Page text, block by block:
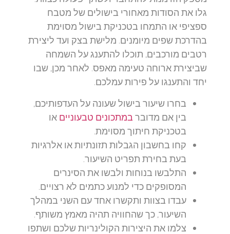
גלו את הסודות מאחורי בישולים של מטבח
ספציפי או התמחו בטכניקת בישול מסוימת
בהדרכת שפים מיומנים. מלישת בצק ועד ליצירת
רטבים מורכבים, תוכלו להתענג על השמחה
שביצירת ארוחה טעימה מאפס. לאחר מכן, שבו
יחד והתענגו על פירות עמלכם.
בחרו שיעור בישול שעונה על העדפותיכם,
בין אם מדוברבמתכונים טבעונייםאו
בטכניקת חיתוך מסוימת.
קחו בחשבון הגבלות תזונתיות או אלרגיות
בעת בחירת תפריט השיעור.
התלבשו בנוחות ולבשו את הסינרים
המסופקים כדי למנוע כתמים לא רצויים.
עבדו בצוות ותקשרו אחד עם השני במהלך
השיעור, כך שהחוויה תהיה מאמץ משותף.
צלמו את היצירות הקולינריות שלכם ושתפו